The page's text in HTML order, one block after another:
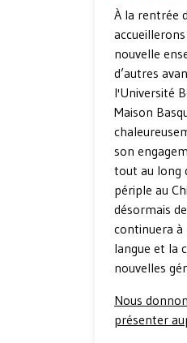
À la rentrée
nouvelle
d’autres
l'Université
Maison
son
tout au long
périple au
désormais
continuera à
langue et la
nouvelles
Nous
présenter